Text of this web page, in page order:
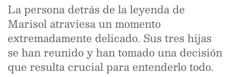
La persona detrás de la leyenda de
Marisol atraviesa un momento
extremadamente delicado. Sus tres hijas
se han reunido y han tomado una decisión
que resulta crucial para entenderlo todo.